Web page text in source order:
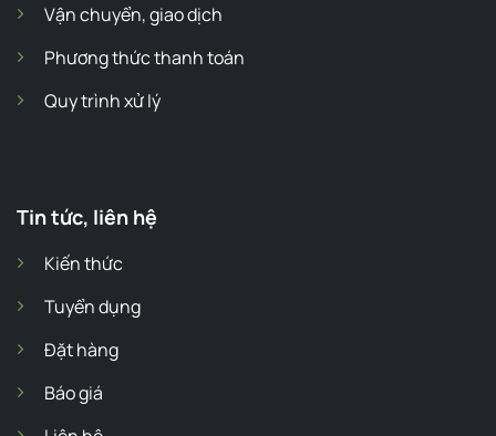
Vận chuyển, giao dịch
Phương thức thanh toán
Quy trình xử lý
Tin tức, liên hệ
Kiến thức
Tuyển dụng
Đặt hàng
Báo giá